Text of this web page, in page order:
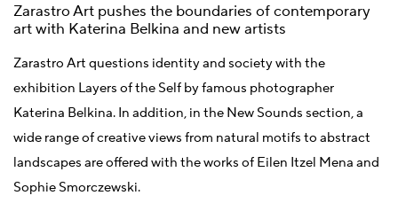
Zarastro Art pushes the boundaries of contemporary
art with Katerina Belkina and new artists
Zarastro Art questions identity and society with the
exhibition Layers of the Self by famous photographer
Katerina Belkina. In addition, in the New Sounds section, a
wide range of creative views from natural motifs to abstract
landscapes are offered with the works of Eilen Itzel Mena and
Sophie Smorczewski.